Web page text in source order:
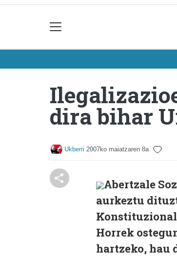
dira bihar
Ukberri 2007ko maiatzaren 8a
Abertzale
aurkeztu
Horrek
hartzeko, hau